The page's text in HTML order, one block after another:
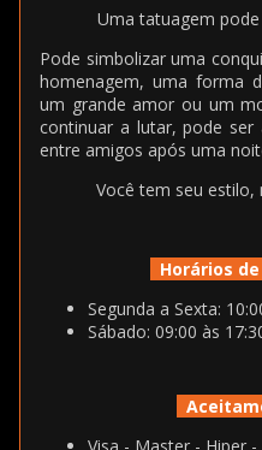
Uma tatuagem
Pode simbolizar uma
homenagem, uma forma
um grande amor ou um
continuar a lutar, pode
entre amigos após uma
Você tem seu
Horários
Segunda a Sexta:
Sábado: 09:00 às
Visa - Master - Hiper